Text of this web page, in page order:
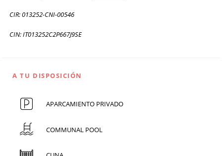
CIR: 013252-CNI-00546
CIN: IT013252C2P667J9SE
A TU DISPOSICIÓN
APARCAMIENTO PRIVADO
COMMUNAL POOL